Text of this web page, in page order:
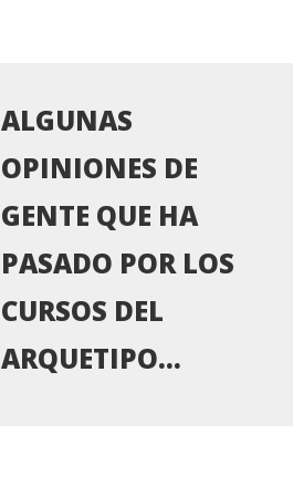
ALGUNAS
OPINIONES DE
GENTE QUE HA
PASADO POR LOS
CURSOS DEL
ARQUETIPO…